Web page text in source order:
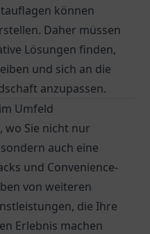
können
Daher müssen
Lösungen finden,
und sich an die
anzupassen.
Umfeld
wo Sie nicht nur
auch eine
und Convenience-
von weiteren
die Ihre
Erlebnis machen